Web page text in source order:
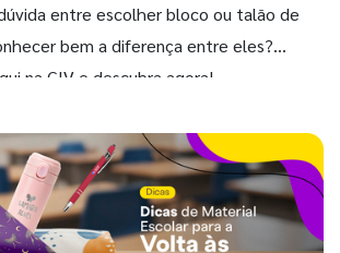
entre escolher bloco ou talão de
bem a diferença entre eles?
na GIV e descubra agora!